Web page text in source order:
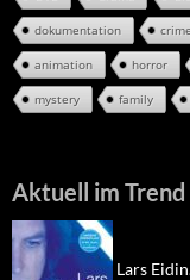
dokumentation crime
animation horror
mystery family
Aktuell im Trend
Lars